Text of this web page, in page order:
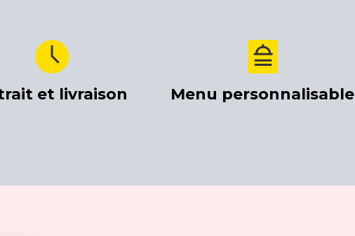
et livraison Menu personnalisable